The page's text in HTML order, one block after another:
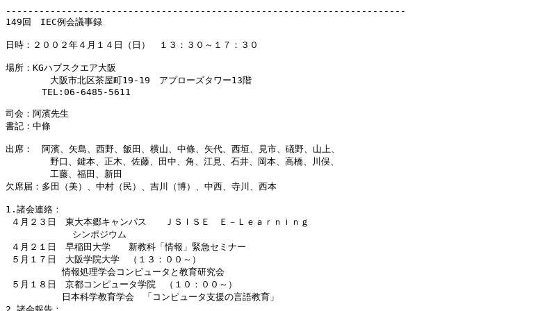
------------------------------------------------------------------------
149回　IEC例会議事録
日時：２００２年４月１４日（日）　１３：３０～１７：３０
場所：KGハブスクエア大阪
        大阪市北区茶屋町19-19　アプローズタワー13階
TEL:06-6485-5611
司会：阿濱先生
書記：中條
出席：　阿濱、矢島、西野、飯田、横山、中條、矢代、西垣、見市、礒野、山上、
        野口、鍵本、正木、佐藤、田中、角、江見、石井、岡本、高橋、川俣、
        工藤、福田、新田
欠席届：多田（美）、中村（民）、吉川（博）、中西、寺川、西本
1.諸会連絡：
４月２３日　東大本郷キャンパス　　ＪＳＩＳＥ　Ｅ－Ｌｅａｒｎｉｎｇ
            シンポジウム
４月２１日　早稲田大学　　新教科「情報」緊急セミナー
５月１７日　大阪学院大学　（１３：００～）
情報処理学会コンピュータと教育研究会
５月１８日　京都コンピュータ学院　（１０：００～）
日本科学教育学会　「コンピュータ支援の言語教育」